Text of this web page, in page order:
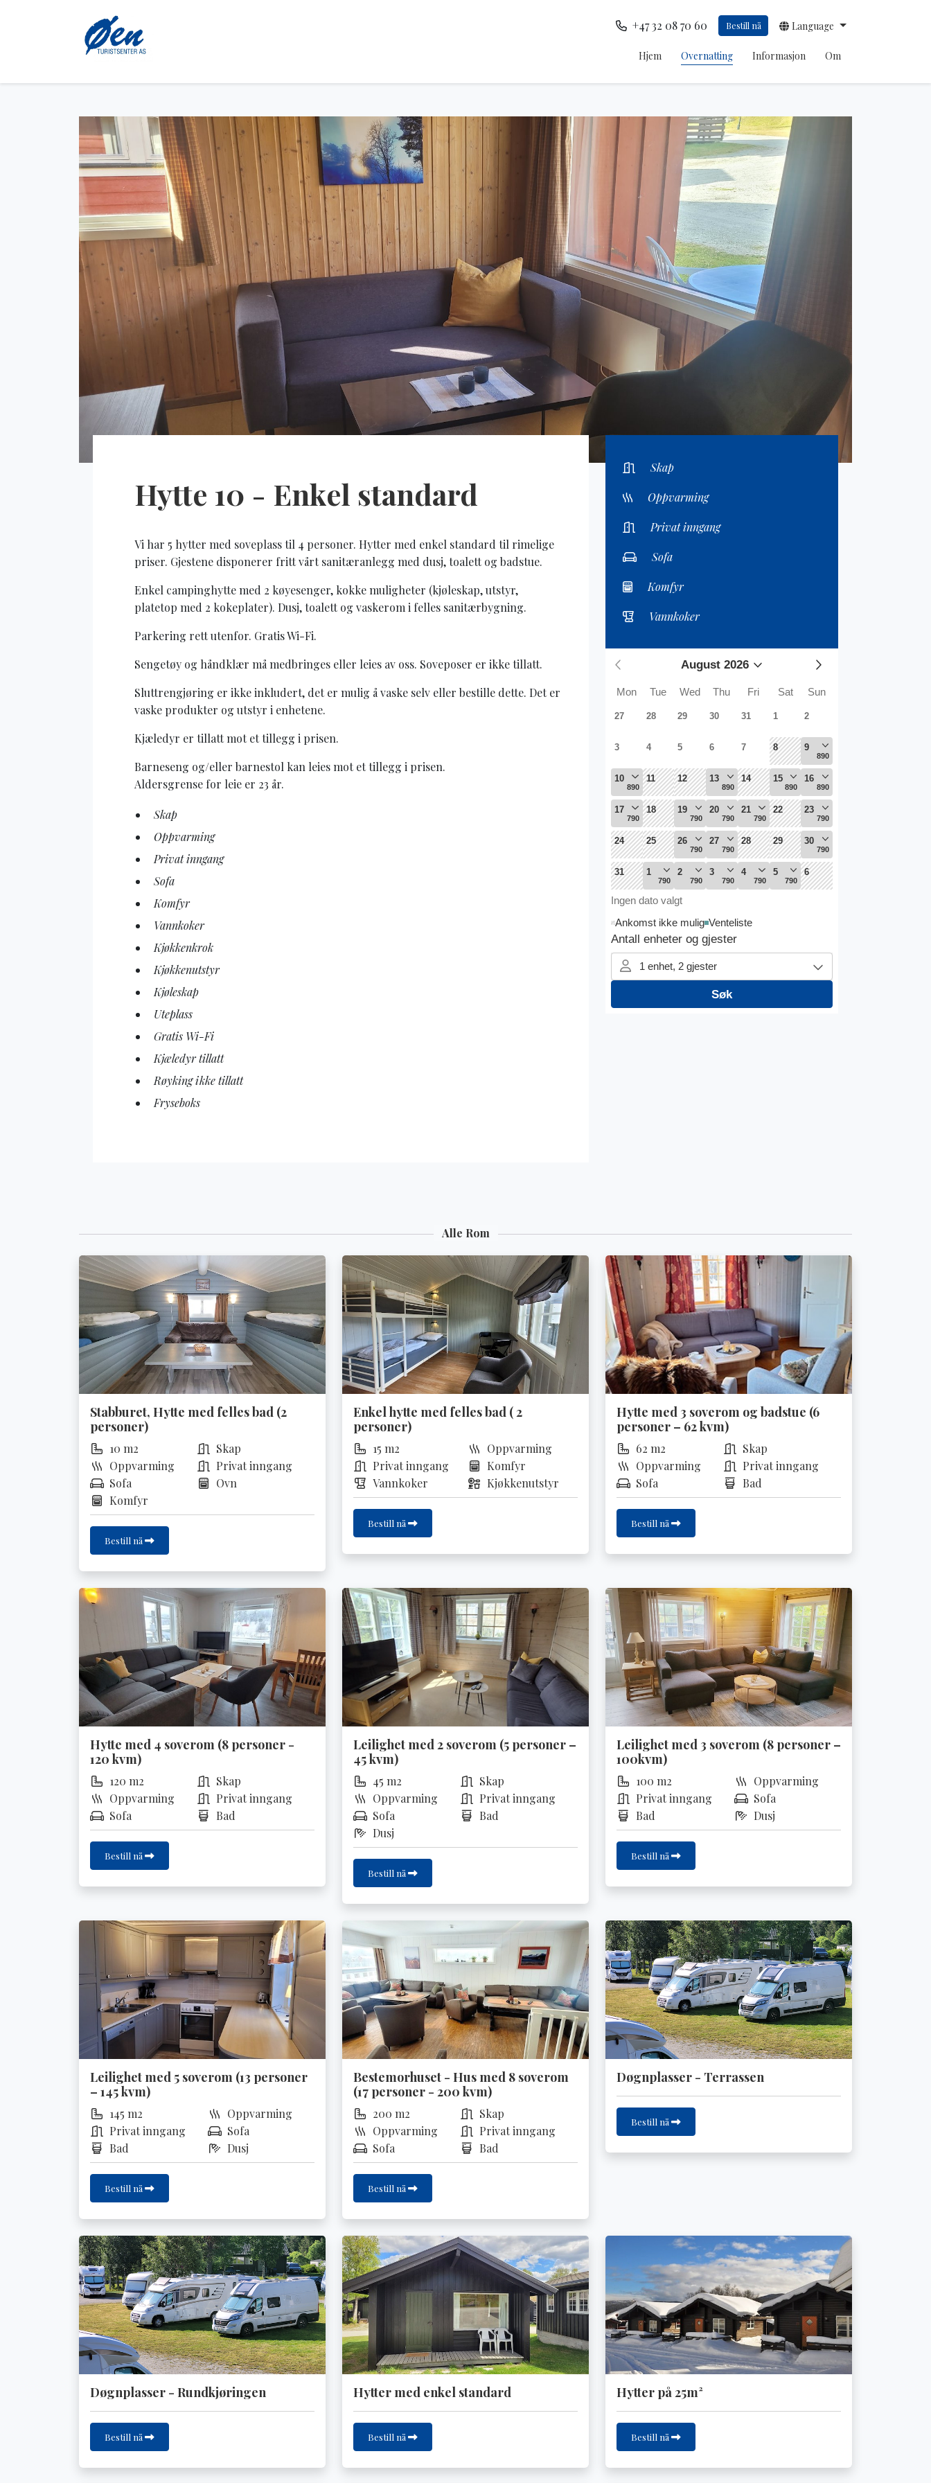
+47 32 08 70 60 Bestill nå Language
Hjem Overnatting Informasjon Om
Hytte 10 - Enkel standard
Vi har 5 hytter med soveplass til 4 personer. Hytter med enkel standard til rimelige
priser. Gjestene disponerer fritt vårt sanitæranlegg med dusj, toalett og badstue.
Enkel campinghytte med 2 køyesenger, kokke muligheter (kjøleskap, utstyr,
platetop med 2 kokeplater). Dusj, toalett og vaskerom i felles sanitærbygning.
Parkering rett utenfor. Gratis Wi-Fi.
Sengetøy og håndklær må medbringes eller leies av oss. Soveposer er ikke tillatt.
Sluttrengjøring er ikke inkludert, det er mulig å vaske selv eller bestille dette. Det er
vaske produkter og utstyr i enhetene.
Kjæledyr er tillatt mot et tillegg i prisen.
Barneseng og/eller barnestol kan leies mot et tillegg i prisen.
Aldersgrense for leie er 23 år.
Skap
Oppvarming
Privat inngang
Sofa
Komfyr
Vannkoker
Kjøkkenkrok
Kjøkkenutstyr
Kjøleskap
Uteplass
Gratis Wi-Fi
Kjæledyr tillatt
Røyking ikke tillatt
Fryseboks
Skap
Oppvarming
Privat inngang
Sofa
Komfyr
Vannkoker
Alle Rom
Stabburet, Hytte med felles bad (2
personer)
10 m2
Skap
Oppvarming
Privat inngang
Sofa
Ovn
Komfyr
Bestill nå
Enkel hytte med felles bad ( 2
personer)
15 m2
Oppvarming
Privat inngang
Komfyr
Vannkoker
Kjøkkenutstyr
Bestill nå
Hytte med 3 soverom og badstue (6
personer – 62 kvm)
62 m2
Skap
Oppvarming
Privat inngang
Sofa
Bad
Bestill nå
Hytte med 4 soverom (8 personer -
120 kvm)
120 m2
Skap
Oppvarming
Privat inngang
Sofa
Bad
Bestill nå
Leilighet med 2 soverom (5 personer –
45 kvm)
45 m2
Skap
Oppvarming
Privat inngang
Sofa
Bad
Dusj
Bestill nå
Leilighet med 3 soverom (8 personer –
100kvm)
100 m2
Oppvarming
Privat inngang
Sofa
Bad
Dusj
Bestill nå
Leilighet med 5 soverom (13 personer
– 145 kvm)
145 m2
Oppvarming
Privat inngang
Sofa
Bad
Dusj
Bestill nå
Bestemorhuset - Hus med 8 soverom
(17 personer - 200 kvm)
200 m2
Skap
Oppvarming
Privat inngang
Sofa
Bad
Bestill nå
Døgnplasser - Terrassen
Bestill nå
Døgnplasser - Rundkjøringen
Bestill nå
Hytter med enkel standard
Bestill nå
Hytter på 25m²
Bestill nå